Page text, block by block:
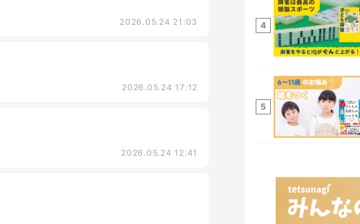
2026.05.24 21:03
2026.05.24 17:12
2026.05.24 12:41
4
5